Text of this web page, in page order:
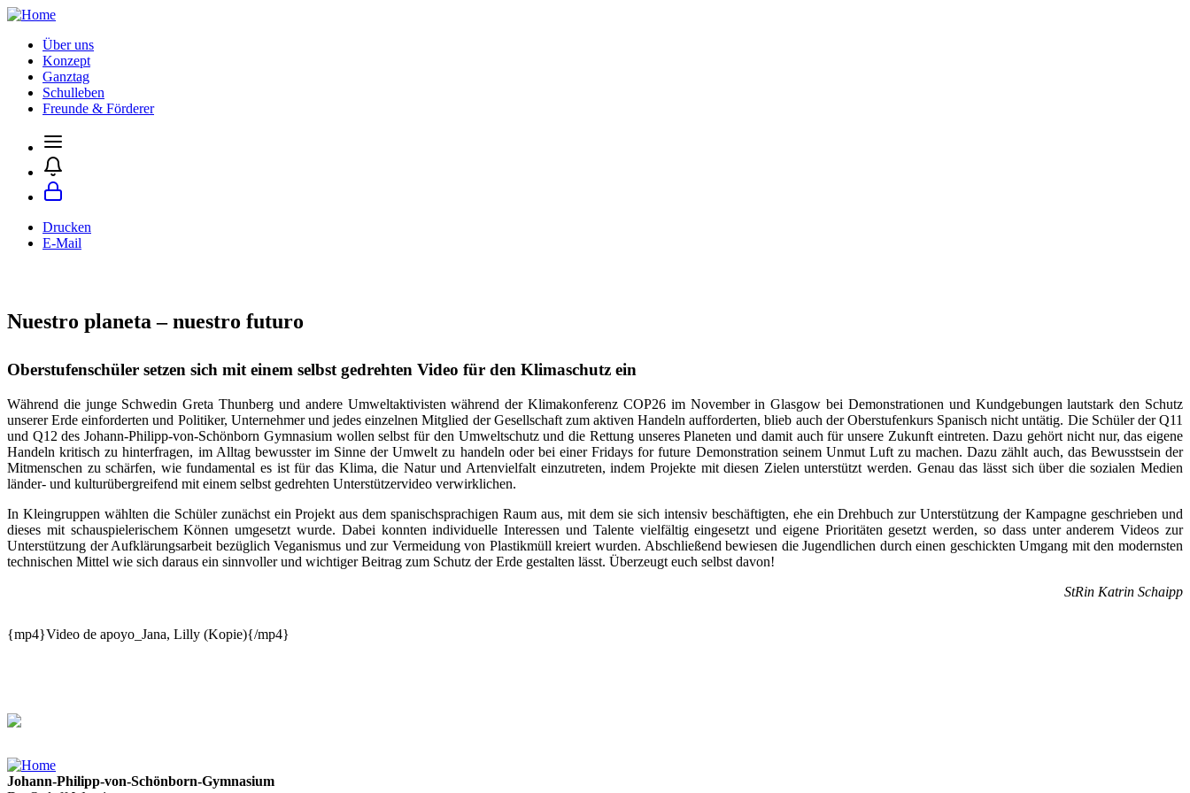
Über uns
Konzept
Ganztag
Schulleben
Freunde & Förderer
Drucken
E-Mail
Nuestro planeta – nuestro futuro
Oberstufenschüler setzen sich mit einem selbst gedrehten Video für den Klimaschutz ein
Während die junge Schwedin Greta Thunberg und andere Umweltaktivisten während der Klimakonferenz COP26 im November in Glasgow bei Demonstrationen und Kundgebungen lautstark den Schutz
unserer Erde einforderten und Politiker, Unternehmer und jedes einzelnen Mitglied der Gesellschaft zum aktiven Handeln aufforderten, blieb auch der Oberstufenkurs Spanisch nicht untätig. Die Schüler der Q11
und Q12 des Johann-Philipp-von-Schönborn Gymnasium wollen selbst für den Umweltschutz und die Rettung unseres Planeten und damit auch für unsere Zukunft eintreten. Dazu gehört nicht nur, das eigene
Handeln kritisch zu hinterfragen, im Alltag bewusster im Sinne der Umwelt zu handeln oder bei einer Fridays for future Demonstration seinem Unmut Luft zu machen. Dazu zählt auch, das Bewusstsein der
Mitmenschen zu schärfen, wie fundamental es ist für das Klima, die Natur und Artenvielfalt einzutreten, indem Projekte mit diesen Zielen unterstützt werden. Genau das lässt sich über die sozialen Medien
länder- und kulturübergreifend mit einem selbst gedrehten Unterstützervideo verwirklichen.
In Kleingruppen wählten die Schüler zunächst ein Projekt aus dem spanischsprachigen Raum aus, mit dem sie sich intensiv beschäftigten, ehe ein Drehbuch zur Unterstützung der Kampagne geschrieben und
dieses mit schauspielerischem Können umgesetzt wurde. Dabei konnten individuelle Interessen und Talente vielfältig eingesetzt und eigene Prioritäten gesetzt werden, so dass unter anderem Videos zur
Unterstützung der Aufklärungsarbeit bezüglich Veganismus und zur Vermeidung von Plastikmüll kreiert wurden. Abschließend bewiesen die Jugendlichen durch einen geschickten Umgang mit den modernsten
technischen Mittel wie sich daraus ein sinnvoller und wichtiger Beitrag zum Schutz der Erde gestalten lässt. Überzeugt euch selbst davon!
StRin Katrin Schaipp
{mp4}Video de apoyo_Jana, Lilly (Kopie){/mp4}
Johann-Philipp-von-Schönborn-Gymnasium